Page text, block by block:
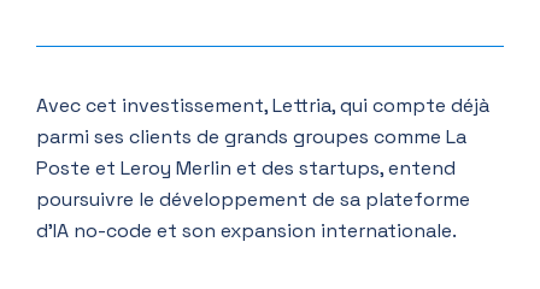
Avec cet investissement, Lettria, qui compte déjà
parmi ses clients de grands groupes comme La
Poste et Leroy Merlin et des startups, entend
poursuivre le développement de sa plateforme
d’IA no-code et son expansion internationale.